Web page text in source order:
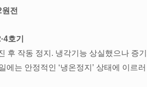
전
호기
후 작동 정지. 냉각기능 상실했으나 증
에는 안정적인 ‘냉온정지’ 상태에 이르